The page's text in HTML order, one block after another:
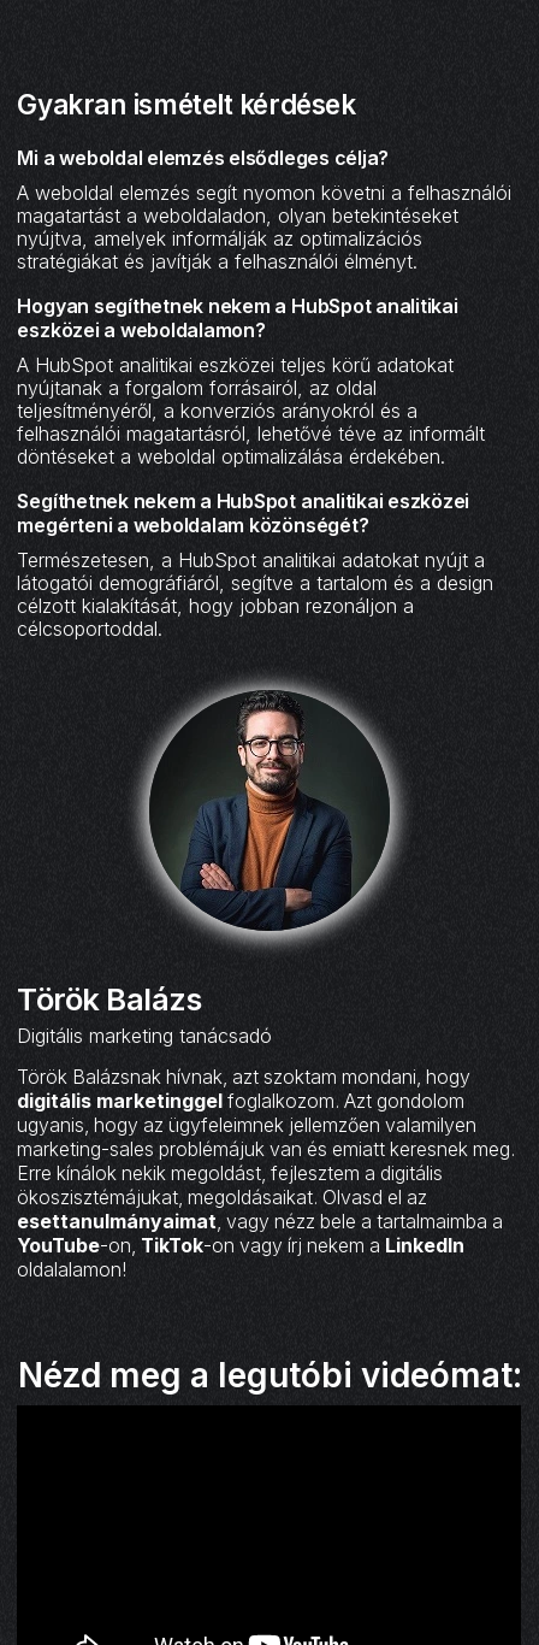
Gyakran ismételt kérdések
Mi a weboldal elemzés elsődleges célja?
A weboldal elemzés segít nyomon követni a felhasználói
magatartást a weboldaladon, olyan betekintéseket
nyújtva, amelyek informálják az optimalizációs
stratégiákat és javítják a felhasználói élményt.
Hogyan segíthetnek nekem a HubSpot analitikai
eszközei a weboldalamon?
A HubSpot analitikai eszközei teljes körű adatokat
nyújtanak a forgalom forrásairól, az oldal
teljesítményéről, a konverziós arányokról és a
felhasználói magatartásról, lehetővé téve az informált
döntéseket a weboldal optimalizálása érdekében.
Segíthetnek nekem a HubSpot analitikai eszközei
megérteni a weboldalam közönségét?
Természetesen, a HubSpot analitikai adatokat nyújt a
látogatói demográfiáról, segítve a tartalom és a design
célzott kialakítását, hogy jobban rezonáljon a
célcsoportoddal.
Török Balázs
Digitális marketing tanácsadó
Török Balázsnak hívnak, azt szoktam mondani, hogy
digitális marketinggel foglalkozom. Azt gondolom
ugyanis, hogy az ügyfeleimnek jellemzően valamilyen
marketing-sales problémájuk van és emiatt keresnek meg.
Erre kínálok nekik megoldást, fejlesztem a digitális
ökoszisztémájukat, megoldásaikat. Olvasd el az
esettanulmányaimat , vagy nézz bele a tartalmaimba a
YouTube-on, TikTok-on vagy írj nekem a LinkedIn
oldalalamon!
Nézd meg a legutóbi videómat: